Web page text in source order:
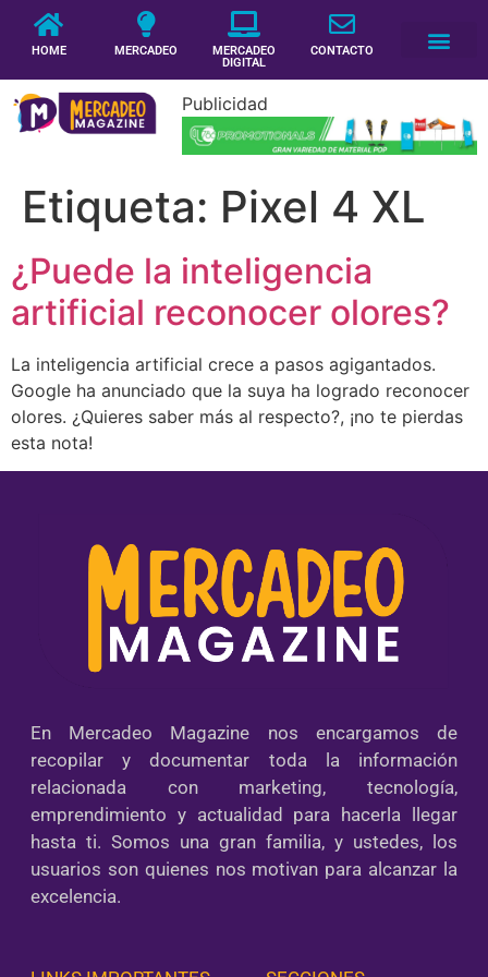
HOME MERCADEO
MERCADEO
DIGITAL
CONTACTO
Publicidad
Etiqueta: Pixel 4 XL
¿Puede la inteligencia
artificial reconocer olores?
La inteligencia artificial crece a pasos agigantados.
Google ha anunciado que la suya ha logrado reconocer
olores. ¿Quieres saber más al respecto?, ¡no te pierdas
esta nota!
En Mercadeo Magazine nos encargamos de
recopilar y documentar toda la información
relacionada con marketing, tecnología,
emprendimiento y actualidad para hacerla llegar
hasta ti. Somos una gran familia, y ustedes, los
usuarios son quienes nos motivan para alcanzar la
excelencia.